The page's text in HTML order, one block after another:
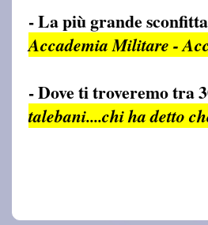
- La più grande
Accademia Militare -
- Dove ti troveremo tra
talebani....chi ha detto